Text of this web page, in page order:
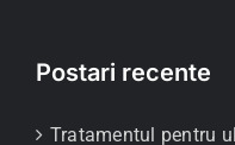
Postari recente
Tratamentul pentru